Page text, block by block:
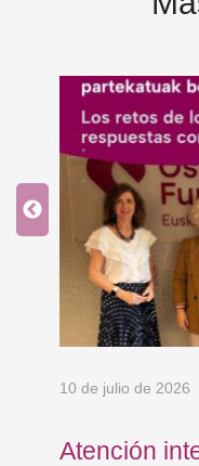
10 de julio de 2026
Atención